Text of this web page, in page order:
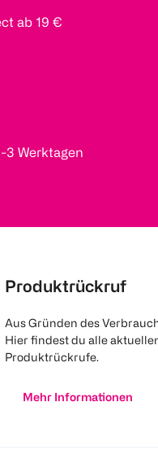
ab 19 €
3 Werktagen
Produktrückruf
Aus Gründen des
Hier findest du alle
Produktrückrufe.
Mehr Informationen